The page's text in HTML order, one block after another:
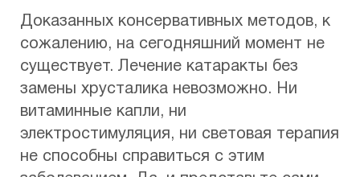
Доказанных консервативных методов, к
сожалению, на сегодняшний момент не
существует. Лечение катаракты без
замены хрусталика невозможно. Ни
витаминные капли, ни
электростимуляция, ни световая терапия
не способны справиться с этим